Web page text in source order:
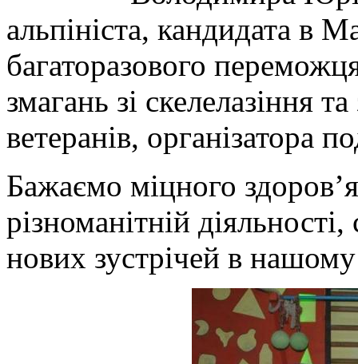
альпініста, кандидата в
багаторазового
змагань зі скелелазіння
ветеранів, організатора
Бажаємо міцного
різноманітній
нових зустрічей в